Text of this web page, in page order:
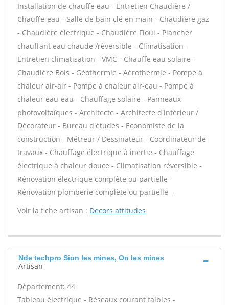
Installation de chauffe eau - Entretien Chaudière /
Chauffe-eau - Salle de bain clé en main - Chaudière gaz
- Chaudière électrique - Chaudière Fioul - Plancher
chauffant eau chaude /réversible - Climatisation -
Entretien climatisation - VMC - Chauffe eau solaire -
Chaudière Bois - Géothermie - Aérothermie - Pompe à
chaleur air-air - Pompe à chaleur air-eau - Pompe à
chaleur eau-eau - Chauffage solaire - Panneaux
photovoltaïques - Architecte - Architecte d'intérieur /
Décorateur - Bureau d'études - Economiste de la
construction - Métreur / Dessinateur - Coordinateur de
travaux - Chauffage électrique à inertie - Chauffage
électrique à chaleur douce - Climatisation réversible -
Rénovation électrique complète ou partielle -
Rénovation plomberie complète ou partielle -
Voir la fiche artisan : Decors attitudes
Nde techpro Sion les mines, On les mines
Artisan
Département: 44
Tableau électrique - Réseaux courant faibles -